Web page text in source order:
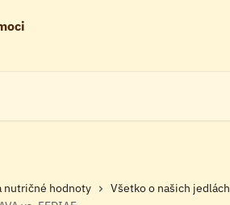
nutričné hodnoty
Všetko o našich jedlách